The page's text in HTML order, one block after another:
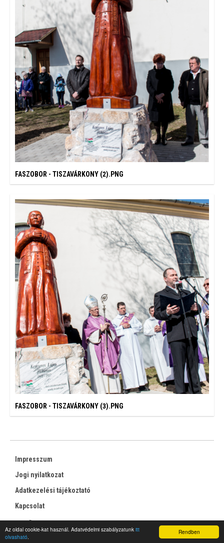
Rendben
Az oldal cookie-kat használ. Adatvédelmi szabályzatunk itt
olvasható.
FASZOBOR - TISZAVÁRKONY (2).PNG
FASZOBOR - TISZAVÁRKONY (3).PNG
Impresszum
Jogi nyilatkozat
Adatkezelési tájékoztató
Kapcsolat